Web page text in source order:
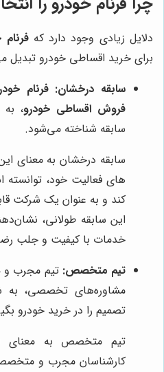
دلایل زیادی وجود دارد که
برای خرید اقساطی خودرو تبدیل
سابقه درخشان: فرنام
فروش اقساطی خودرو،
سابقه شناخته می‌شود.
سابقه درخشان به معنای
های فعالیت خود،
کند و به عنوان یک شرکت
این سابقه طولانی،
خدمات با کیفیت و جلب
تیم متخصص: تیم مجرب
مشاوره‌های تخصصی، به
تصمیم را در خرید خودرو
تیم متخصص به معنای
کارشناسان مجرب و